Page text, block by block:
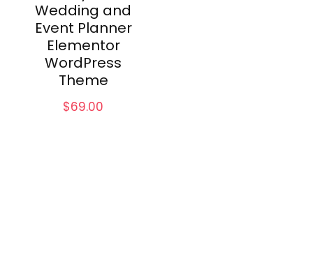
Wedding and
Event Planner
Elementor
WordPress
Theme
$69.00